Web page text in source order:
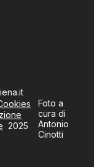
2025
Foto a
cura di
Antonio
Cinotti